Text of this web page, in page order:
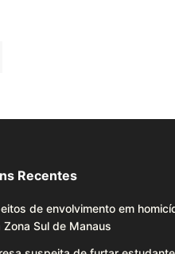
Recentes
de envolvimento em
Zona Sul de Manaus